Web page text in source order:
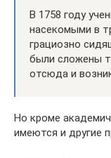
В 1758 году
насекомыми в
грациозно
были сложены
отсюда и
Но кроме
имеются и другие